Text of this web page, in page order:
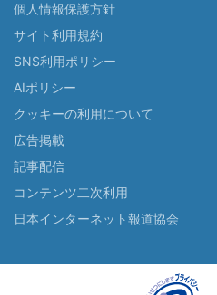
個人情報保護方針
サイト利用規約
SNS利用ポリシー
AIポリシー
クッキーの利用について
広告掲載
記事配信
コンテンツ二次利用
日本インターネット報道協会